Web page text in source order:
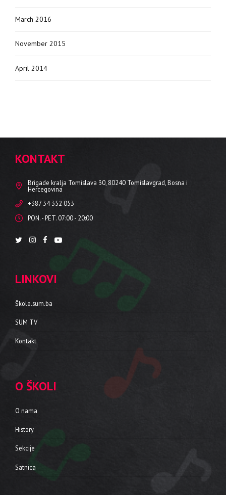
March 2016
November 2015
April 2014
KONTAKT
Brigade kralja Tomislava 30, 80240 Tomislavgrad, Bosna i
Hercegovina
+387 34 352 053
PON. - PET. 07:00 - 20:00
LINKOVI
Škole.sum.ba
SUM TV
Kontakt
O ŠKOLI
O nama
History
Sekcije
Satnica